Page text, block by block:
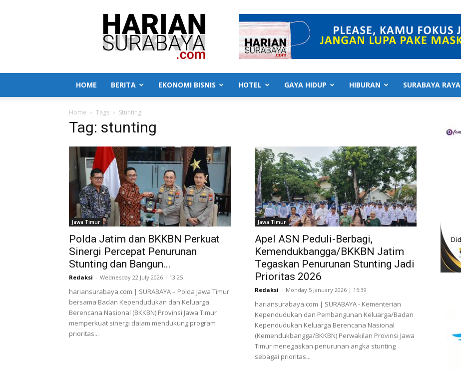
Harian
Surabaya
HOME BERITA EKONOMI BISNIS HOTEL GAYA HIDUP HIBURAN SURABAYA RAYA
Home Tags Stunting
Tag: stunting
Jawa Timur
Polda Jatim dan BKKBN Perkuat
Sinergi Percepat Penurunan
Stunting dan Bangun...
Redaksi - Wednesday 22 July 2026 | 13:25
hariansurabaya.com | SURABAYA – Polda Jawa Timur
bersama Badan Kependudukan dan Keluarga
Berencana Nasional (BKKBN) Provinsi Jawa Timur
memperkuat sinergi dalam mendukung program
prioritas...
Jawa Timur
Apel ASN Peduli-Berbagi,
Kemendukbangga/BKKBN Jatim
Tegaskan Penurunan Stunting Jadi
Prioritas 2026
Redaksi - Monday 5 January 2026 | 15:39
hariansurabaya.com | SURABAYA - Kementerian
Kependudukan dan Pembangunan Keluarga/Badan
Kependudukan Keluarga Berencana Nasional
(Kemendukbangga/BKKBN) Perwakilan Provinsi Jawa
Timur menegaskan penurunan angka stunting
sebagai prioritas...